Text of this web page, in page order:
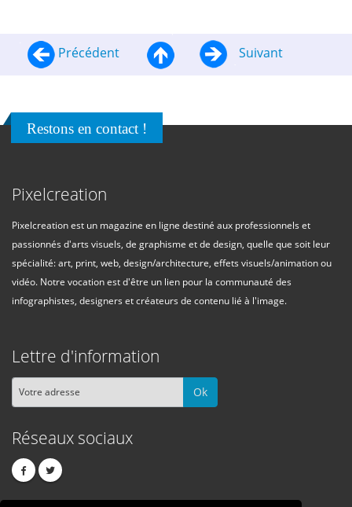
Précédent Suivant
Restons en contact !
Pixelcreation
Pixelcreation est un magazine en ligne destiné aux professionnels et
passionnés d'arts visuels, de graphisme et de design, quelle que soit leur
spécialité: art, print, web, design/architecture, effets visuels/animation ou
vidéo. Notre vocation est d'être un lien pour la communauté des
infographistes, designers et créateurs de contenu lié à l'image.
Lettre d'information
Ok
Réseaux sociaux